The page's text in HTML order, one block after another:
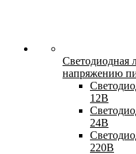
Светодиодная
напряжению
12В
24В
220В